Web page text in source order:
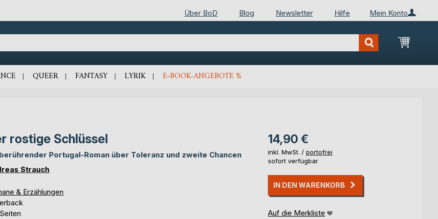
Mein Konto
Über BoD Blog Newsletter Hilfe
Mein
QUEER FANTASY LYRIK E-BOOK-ANGEBOTE %
rostige Schlüssel
Portugal-Roman über Toleranz und zweite Chancen
Strauch
& Erzählungen
14,90 €
inkl. MwSt. / portofrei
sofort verfügbar
IN DEN WARENKORB
Auf die Merkliste